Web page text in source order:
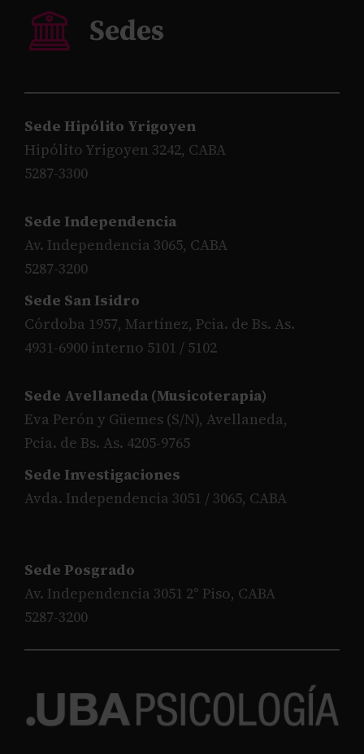
Sede Hipólito Yrigoyen
Hipólito Yrigoyen 3242, CABA
5287-3300
Sede Independencia
Av. Independencia 3065, CABA
5287-3200
Sede San Isidro
Córdoba 1957, Martínez, Pcia. de Bs. As.
4931-6900 interno 5101 / 5102
Sede Avellaneda (Musicoterapia)
Eva Perón y Güemes (S/N), Avellaneda,
Pcia. de Bs. As. 4205-9765
Sede Investigaciones
Avda. Independencia 3051 / 3065, CABA
Sede Posgrado
Av. Independencia 3051 2° Piso, CABA
5287-3200